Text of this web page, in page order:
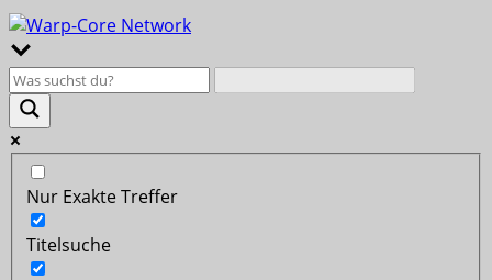
Nur Exakte Treffer
Titelsuche